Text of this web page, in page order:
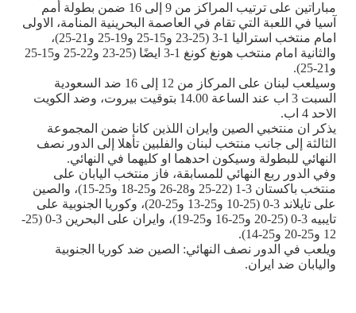
مباراتين على ترتيب المراكز من 9 إلى 16 ضمن بطولة أمم
آسيا في اللعبة التي تقام في العاصمة البحرينية المنامة، الاولى
امام منتخب استراليا 1-3 (25-23 و15-25 و19-25 و21-25)،
والثانية امام منتخب هونغ كونغ 1-3 ايضًا (25-23 و22-25 و15-25
و21-25).
وسيلعب لبنان على المركاز من 12 إلى 16 ضد السعودية
السبت 3 اب عند الساعة 14.00 بتوقيت بيروت، وضد الكويت
الاحد 4 اب.
يذكر ان منتخبي الصين وايران اللذين كانا ضمن المجموعة
الثالثة إلى جانب منتخب لبنان والفلبين تأهلا إلى الدور نصف
النهائي للبطولة وسيكون احدهما او كليهما في النهائي.
وفي الدور ربع النهائي للمسابقة، فاز منتخب اليابان على
منتخب باكستان 3-1 (22-25 و28-26 و25-18 و25-15)، والصين
على تايلاند 3-0 (25-10 و25-13 و25-20)، وكوريا الجنوبية على
تايبيه 3-0 (25-20 و25-16 و25-19)، وايران على البحرين 3-0 (25-
12 و25-20 و25-14).
ويلعب في الدور نصف النهائي: الصين ضد كوريا الجنوبية
واليابان ضد ايران.